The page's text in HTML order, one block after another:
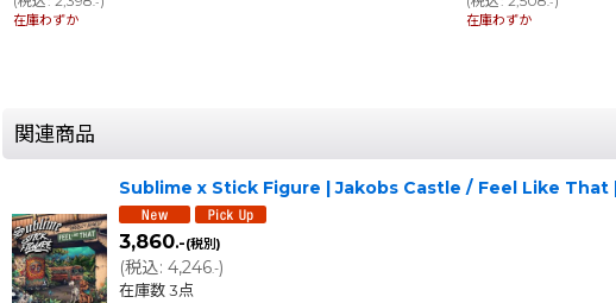
在庫わずか 在庫わずか
関連商品
Sublime x Stick Figure | Jakobs Castle / Feel Like That
3,860.-(税別)
(税込: 4,246.-)
在庫数 3点